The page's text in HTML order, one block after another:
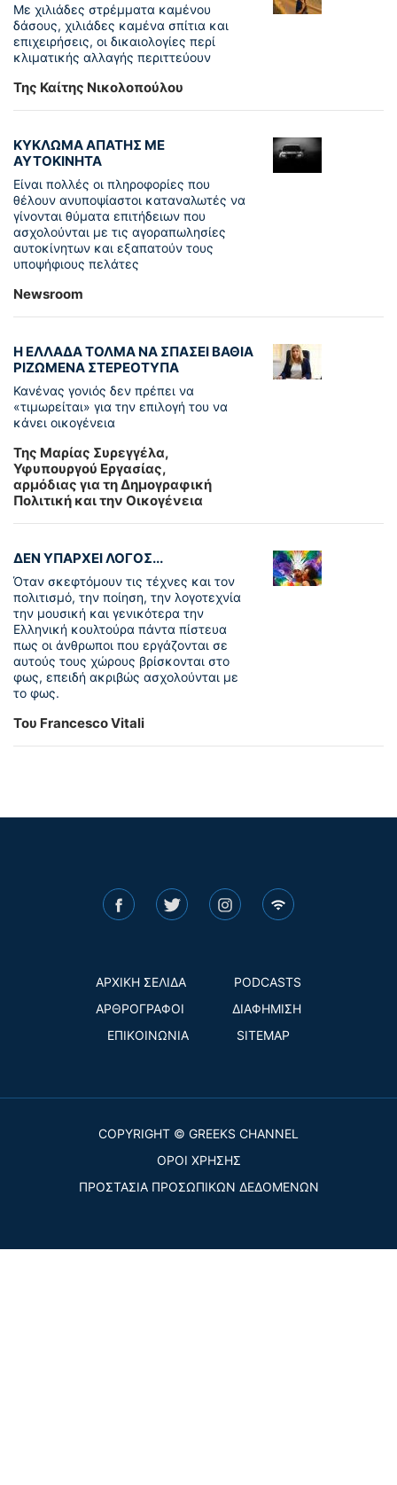
Με χιλιάδες στρέμματα καμένου
δάσους, χιλιάδες καμένα σπίτια και
επιχειρήσεις, οι δικαιολογίες περί
κλιματικής αλλαγής περιττεύουν
Της Καίτης Νικολοπούλου
ΚΥΚΛΩΜΑ ΑΠΑΤΗΣ ΜΕ
ΑΥΤΟΚΙΝΗΤΑ
Είναι πολλές οι πληροφορίες που
θέλουν ανυποψίαστοι καταναλωτές να
γίνονται θύματα επιτήδειων που
ασχολούνται με τις αγοραπωλησίες
αυτοκίνητων και εξαπατούν τους
υποψήφιους πελάτες
Newsroom
Η ΕΛΛΑΔΑ ΤΟΛΜΑ ΝΑ ΣΠΑΣΕΙ ΒΑΘΙΑ
ΡΙΖΩΜΕΝΑ ΣΤΕΡΕΟΤΥΠΑ
Κανένας γονιός δεν πρέπει να
«τιμωρείται» για την επιλογή του να
κάνει οικογένεια
Της Μαρίας Συρεγγέλα,
Υφυπουργού Εργασίας,
αρμόδιας για τη Δημογραφική
Πολιτική και την Οικογένεια
ΔΕΝ ΥΠΑΡΧΕΙ ΛΟΓΟΣ...
Όταν σκεφτόμουν τις τέχνες και τον
πολιτισμό, την ποίηση, την λογοτεχνία
την μουσική και γενικότερα την
Ελληνική κουλτούρα πάντα πίστευα
πως οι άνθρωποι που εργάζονται σε
αυτούς τους χώρους βρίσκονται στο
φως, επειδή ακριβώς ασχολούνται με
το φως.
Του Francesco Vitali
ΑΡΧΙΚΗ ΣΕΛΙΔΑ
PODCASTS
ΑΡΘΡΟΓΡΑΦΟΙ
ΔΙΑΦΗΜΙΣΗ
ΕΠΙΚΟΙΝΩΝΙΑ
SITEMAP
COPYRIGHT © GREEKS CHANNEL
ΟΡΟΙ ΧΡΗΣΗΣ
ΠΡΟΣΤΑΣΙΑ ΠΡΟΣΩΠΙΚΩΝ ΔΕΔΟΜΕΝΩΝ